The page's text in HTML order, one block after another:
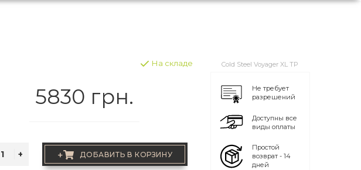
На складе
5830 грн.
+ ДОБАВИТЬ В КОРЗИНУ
Cold Steel Voyager XL TP
Не требует
разрешений
Доступны все
виды оплаты
Простой
возврат - 14
дней